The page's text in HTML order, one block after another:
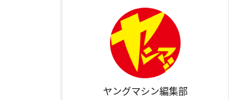
ヤングマシン編集部